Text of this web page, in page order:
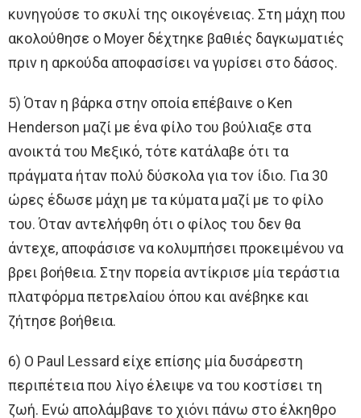
κυνηγούσε το σκυλί της οικογένειας. Στη μάχη που
ακολούθησε ο Moyer δέχτηκε βαθιές δαγκωματιές
πριν η αρκούδα αποφασίσει να γυρίσει στο δάσος.
5) Όταν η βάρκα στην οποία επέβαινε ο Ken
Henderson μαζί με ένα φίλο του βούλιαξε στα
ανοικτά του Μεξικό, τότε κατάλαβε ότι τα
πράγματα ήταν πολύ δύσκολα για τον ίδιο. Για 30
ώρες έδωσε μάχη με τα κύματα μαζί με το φίλο
του. Όταν αντελήφθη ότι ο φίλος του δεν θα
άντεχε, αποφάσισε να κολυμπήσει προκειμένου να
βρει βοήθεια. Στην πορεία αντίκρισε μία τεράστια
πλατφόρμα πετρελαίου όπου και ανέβηκε και
ζήτησε βοήθεια.
6) Ο Paul Lessard είχε επίσης μία δυσάρεστη
περιπέτεια που λίγο έλειψε να του κοστίσει τη
ζωή. Ενώ απολάμβανε το χιόνι πάνω στο έλκηθρο